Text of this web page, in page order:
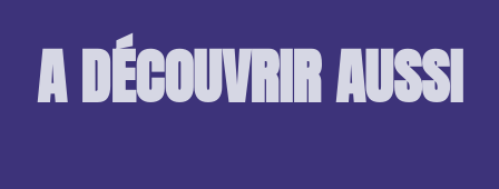
A DÉCOUVRIR AUSSI